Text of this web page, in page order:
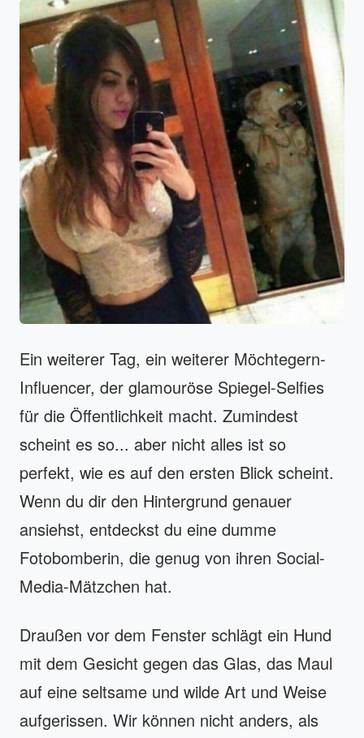
Ein weiterer Tag, ein weiterer Möchtegern-
Influencer, der glamouröse Spiegel-Selfies
für die Öffentlichkeit macht. Zumindest
scheint es so... aber nicht alles ist so
perfekt, wie es auf den ersten Blick scheint.
Wenn du dir den Hintergrund genauer
ansiehst, entdeckst du eine dumme
Fotobomberin, die genug von ihren Social-
Media-Mätzchen hat.
Draußen vor dem Fenster schlägt ein Hund
mit dem Gesicht gegen das Glas, das Maul
auf eine seltsame und wilde Art und Weise
aufgerissen. Wir können nicht anders, als